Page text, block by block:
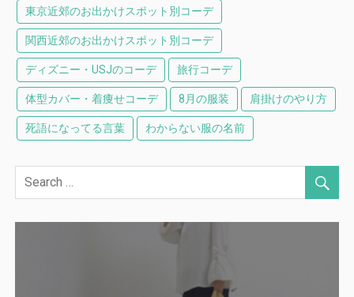
東京近郊のお出かけスポット別コーデ
関西近郊のお出かけスポット別コーデ
ディズニー・USJのコーデ 旅行コーデ
体型カバー・着痩せコーデ 8月の服装 肩掛けのやり方
死語になってる言葉 わからない服の名前